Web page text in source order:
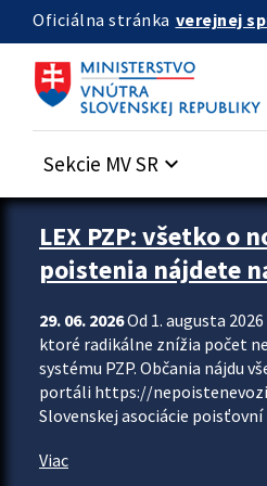
Preskocit na hlavný obsah
Oficiálna stránka verejnej
Sekcie MV SR keyboard_arrow_down
Zastavit automatický posun upútavok
LEX PZP: všetko
poistenia nájdete
29. 06. 2026Od 1. augusta
ktoré radikálne znížia počet
systému PZP. Občania nájdu
portáli https://
Slovenskej asociácie poisťovní
Viac